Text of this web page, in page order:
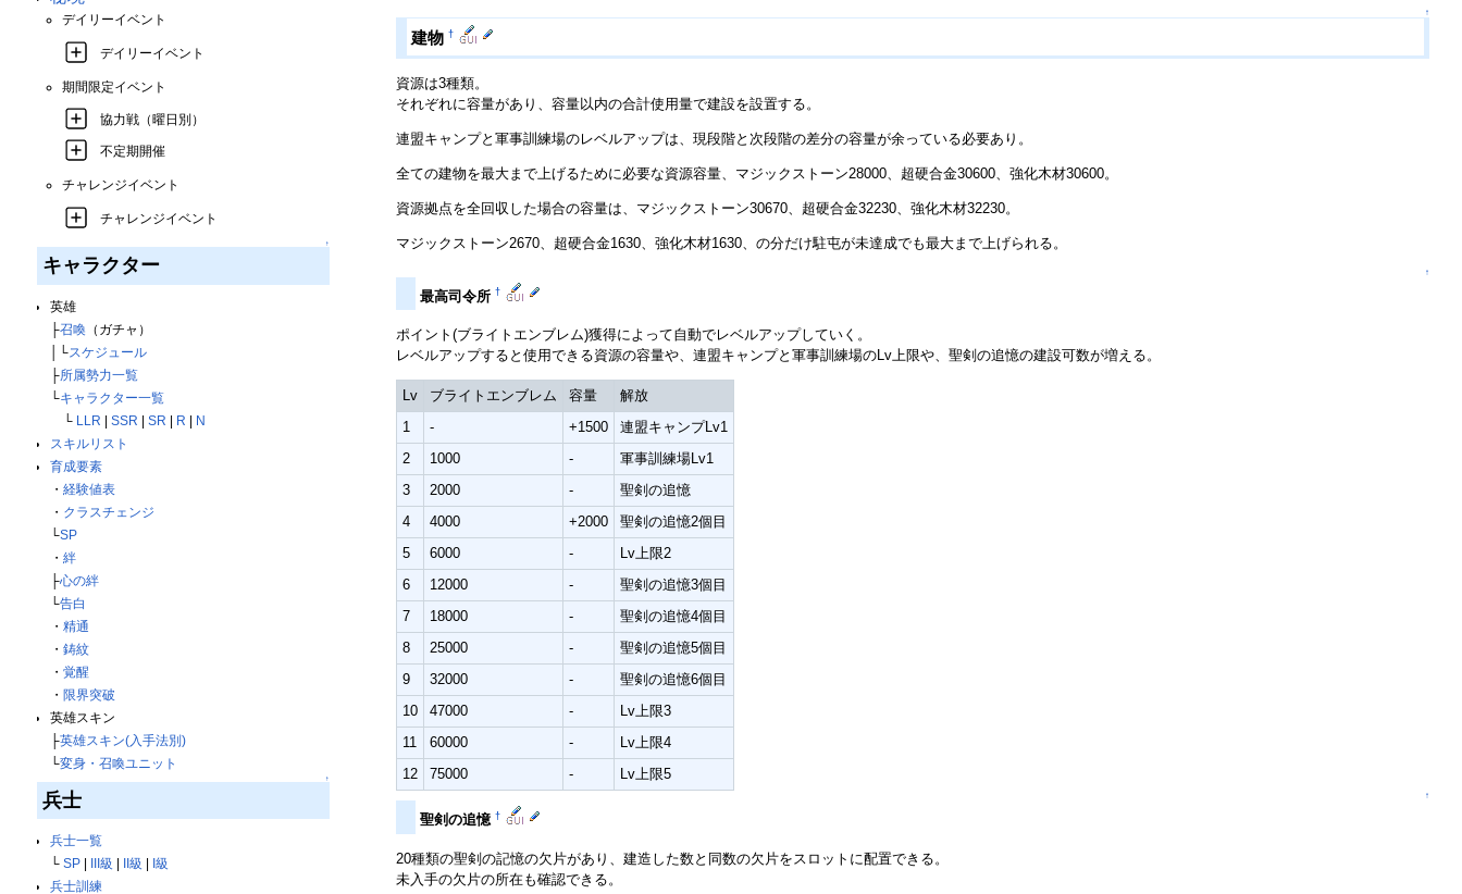
デイリーイベント
デイリーイベント
期間限定イベント
協力戦（曜日別）
不定期開催
チャレンジイベント
チャレンジイベント
↑
キャラクター
英雄
├召喚 （ガチャ）
│└スケジュール
├所属勢力一覧
└キャラクター一覧
└ LLR | SSR | SR | R | N
スキルリスト
育成要素
・ 経験値表
・ クラスチェンジ
└SP
・ 絆
├心の絆
└告白
・ 精通
・ 鋳紋
・ 覚醒
・ 限界突破
英雄スキン
├英雄スキン(入手法別)
└変身・召喚ユニット
↑
兵士
兵士一覧
└ SP| III級 | II級 | I級
兵士訓練
↑
建物†
資源は3種類。
それぞれに容量があり、容量以内の合計使用量で建設を設置する。
連盟キャンプと軍事訓練場のレベルアップは、現段階と次段階の差分の容量が余っている必要あり。
全ての建物を最大まで上げるために必要な資源容量、マジックストーン28000、超硬合金30600、強化木材30600。
資源拠点を全回収した場合の容量は、マジックストーン30670、超硬合金32230、強化木材32230。
マジックストーン2670、超硬合金1630、強化木材1630、の分だけ駐屯が未達成でも最大まで上げられる。
↑
最高司令所 †
ポイント(ブライトエンブレム)獲得によって自動でレベルアップしていく。
レベルアップすると使用できる資源の容量や、連盟キャンプと軍事訓練場のLv上限や、聖剣の追憶の建設可数が増える。
Lv ブライトエンブレム 容量
解放
1
- +1500
連盟キャンプLv1
2
1000 -
軍事訓練場Lv1
3
2000 -
聖剣の追憶
4
4000 +2000
聖剣の追憶2個目
5
6000 -
Lv上限2
6
12000 -
聖剣の追憶3個目
7
18000 -
聖剣の追憶4個目
8
25000 -
聖剣の追憶5個目
9
32000 -
聖剣の追憶6個目
10
47000 -
Lv上限3
11
60000 -
Lv上限4
12
75000 - Lv上限5
↑
聖剣の追憶 †
20種類の聖剣の記憶の欠片があり、建造した数と同数の欠片をスロットに配置できる。
未入手の欠片の所在も確認できる。